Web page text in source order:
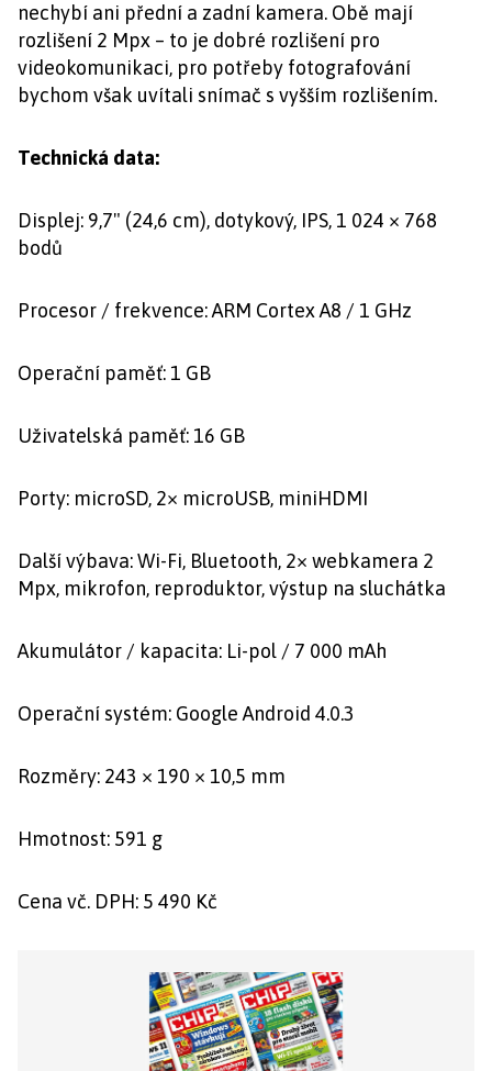
nechybí ani přední a zadní kamera. Obě mají
rozlišení 2 Mpx – to je dobré rozlišení pro
videokomunikaci, pro potřeby fotografování
bychom však uvítali snímač s vyšším rozlišením.
Technická data:
Displej: 9,7" (24,6 cm), dotykový, IPS, 1 024 × 768
bodů
Procesor / frekvence: ARM Cortex A8 / 1 GHz
Operační paměť: 1 GB
Uživatelská paměť: 16 GB
Porty: microSD, 2× microUSB, miniHDMI
Další výbava: Wi-Fi, Bluetooth, 2× webkamera 2
Mpx, mikrofon, reproduktor, výstup na sluchátka
Akumulátor / kapacita: Li-pol / 7 000 mAh
Operační systém: Google Android 4.0.3
Rozměry: 243 × 190 × 10,5 mm
Hmotnost: 591 g
Cena vč. DPH: 5 490 Kč